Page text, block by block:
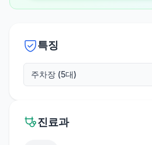
특징
주차장 (5대)
진료과